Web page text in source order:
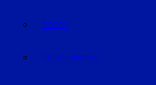
BOGEN
GEISELHÖRING